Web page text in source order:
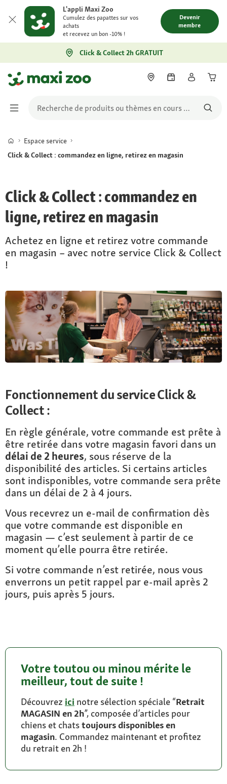
L'appli Maxi Zoo
Cumulez des papattes sur vos
achats
et recevez un bon -10% !
Devenir
membre
Click & Collect 2h GRATUIT
Espace service
Click & Collect : commandez en ligne, retirez en magasin
Click & Collect : commandez en
ligne, retirez en magasin
Achetez en ligne et retirez votre commande
en magasin – avec notre service Click & Collect
!
Fonctionnement du service Click &
Collect :
En règle générale, votre commande est prête à
être retirée dans votre magasin favori dans un
délai de 2 heures, sous réserve de la
disponibilité des articles. Si certains articles
sont indisponibles, votre commande sera prête
dans un délai de 2 à 4 jours.
Vous recevrez un e-mail de confirmation dès
que votre commande est disponible en
magasin — c’est seulement à partir de ce
moment qu’elle pourra être retirée.
Si votre commande n’est retirée, nous vous
enverrons un petit rappel par e-mail après 2
jours, puis après 5 jours.
Votre toutou ou minou mérite le
meilleur, tout de suite !
Découvrez ici notre sélection spéciale “Retrait
MAGASIN en 2h”, composée d’articles pour
chiens et chatstoujours disponibles en
magasin. Commandez maintenant et profitez
du retrait en 2h !